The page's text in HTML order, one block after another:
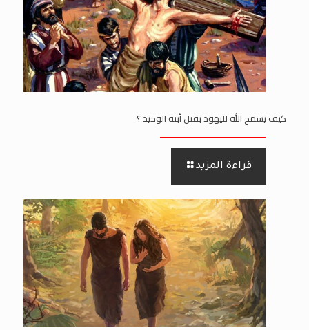
كيف يسمح الله لليهود بقتل أبنه الوحيد ؟
قراءة المزيد